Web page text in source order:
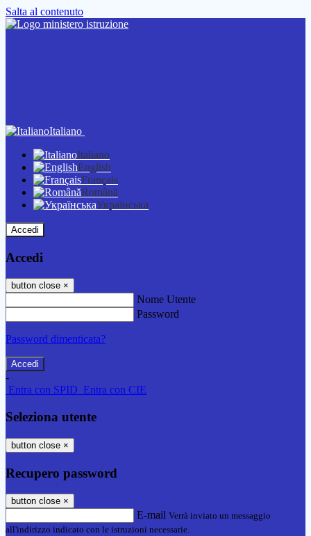
Salta al contenuto
Italiano
Italiano
English
Français
Română
Українська
Accedi
Accedi
button close ×
Nome Utente
Password
Password dimenticata?
-
Entra con SPID Entra con CIE
Seleziona utente
button close ×
Recupero password
button close ×
E-mail Verrà inviato un messaggio
all'indirizzo indicato con le istruzioni necessarie.